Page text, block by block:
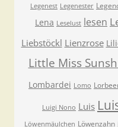
Legenest Legenester
Lena Leselust lesen
Liebstöckl Lienzrose
Little Miss
Lombardei Lomo
Luigi Nono Luis
Löwenmäulchen Löwenzahn